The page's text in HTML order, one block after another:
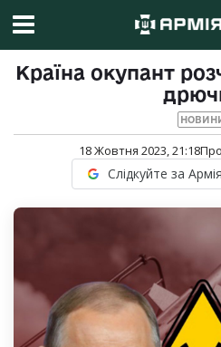
Країна окупант
18 Жовтня 2023, 21:18
Слідкуйте за